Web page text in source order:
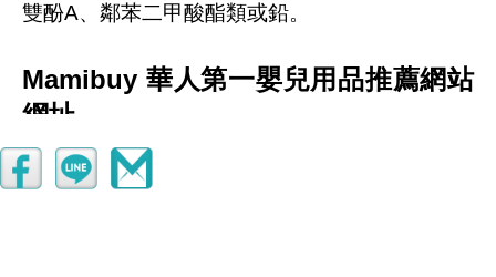
雙酚A、鄰苯二甲酸酯類或鉛。
Mamibuy 華人第一嬰兒用品推薦網站
網址